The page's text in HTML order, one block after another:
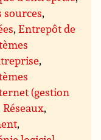
sources,
,Entrepôt de
,
(gestion
Réseaux,
,